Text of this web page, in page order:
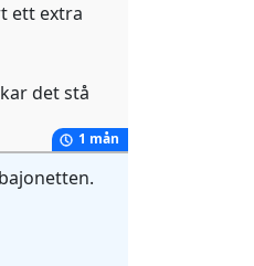
ett extra
det stå
1 mån